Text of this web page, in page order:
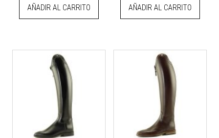
AÑADIR AL CARRITO AÑADIR AL CARRITO